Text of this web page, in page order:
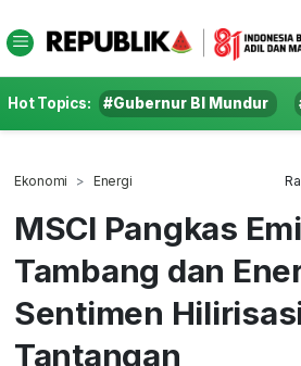
Hot Topics: #Gubernur BI Mundur
Ekonomi Energi
MSCI Pangkas
Tambang dan
Sentimen
Tantangan